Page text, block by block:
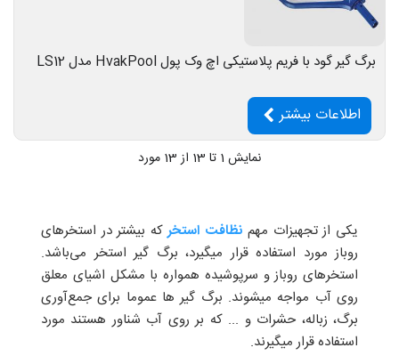
برگ گیر گود با فریم پلاستیکی اچ وک پول HvakPool مدل LS12
اطلاعات بیشتر
نمایش 1 تا 13 از 13 مورد
یکی از تجهیزات مهم نظافت استخرکه بیشتر در استخرهای
روباز مورد استفاده قرار میگیرد، برگ گیر استخر می‌باشد.
استخرهای روباز و سرپوشیده همواره با مشکل اشیای معلق
روی آب مواجه میشوند. برگ گیر ها عموما برای جمع‌آوری
برگ، زباله، حشرات و ... که بر روی آب شناور هستند مورد
استفاده قرار میگیرند.